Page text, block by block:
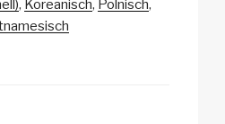
p
Koreanisch Polnisch